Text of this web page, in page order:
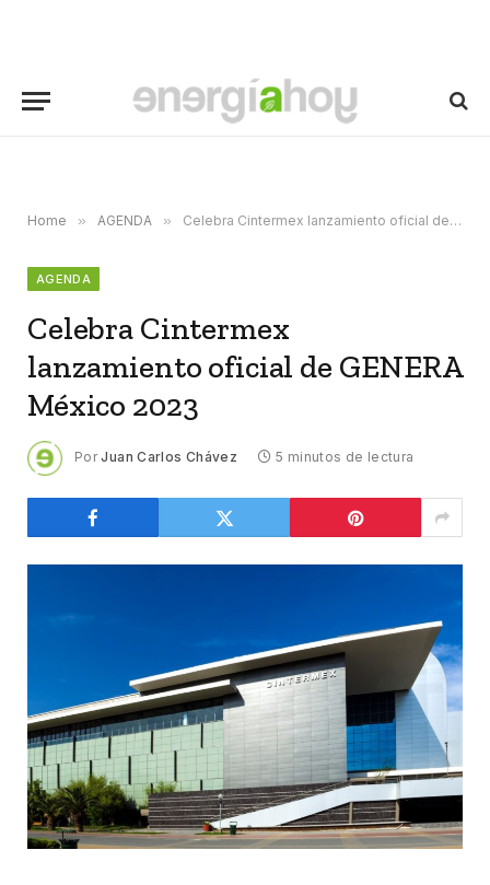
Home » AGENDA » Celebra Cintermex lanzamiento oficial de GENERA México 2023
AGENDA
Celebra Cintermex
lanzamiento oficial de GENERA
México 2023
Por Juan Carlos Chávez 5 minutos de lectura